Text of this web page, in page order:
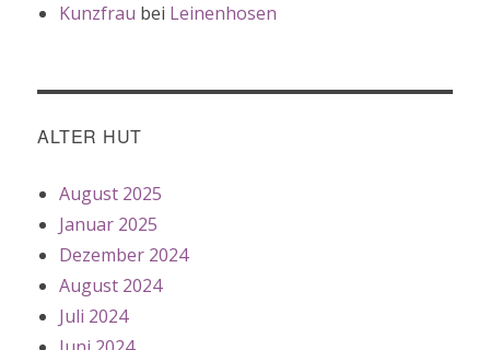
Kunzfrau bei Leinenhosen
ALTER HUT
August 2025
Januar 2025
Dezember 2024
August 2024
Juli 2024